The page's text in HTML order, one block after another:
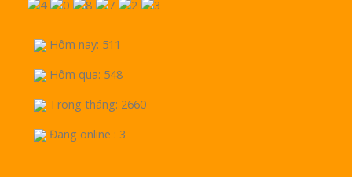
Hôm nay: 511
Hôm qua: 548
Trong tháng: 2660
Đang online : 3